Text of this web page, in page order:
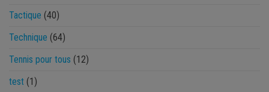
Tactique (40)
Technique (64)
Tennis pour tous (12)
test (1)